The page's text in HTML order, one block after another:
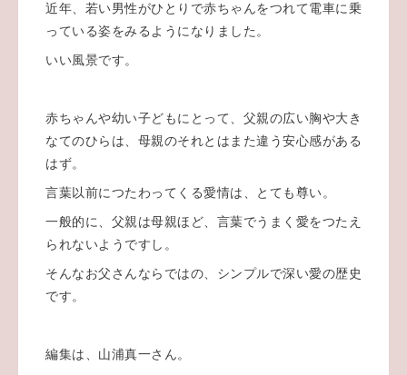
近年、若い男性がひとりで赤ちゃんをつれて電車に乗
っている姿をみるようになりました。
いい風景です。
赤ちゃんや幼い子どもにとって、父親の広い胸や大き
なてのひらは、母親のそれとはまた違う安心感がある
はず。
言葉以前につたわってくる愛情は、とても尊い。
一般的に、父親は母親ほど、言葉でうまく愛をつたえ
られないようですし。
そんなお父さんならではの、シンプルで深い愛の歴史
です。
編集は、山浦真一さん。